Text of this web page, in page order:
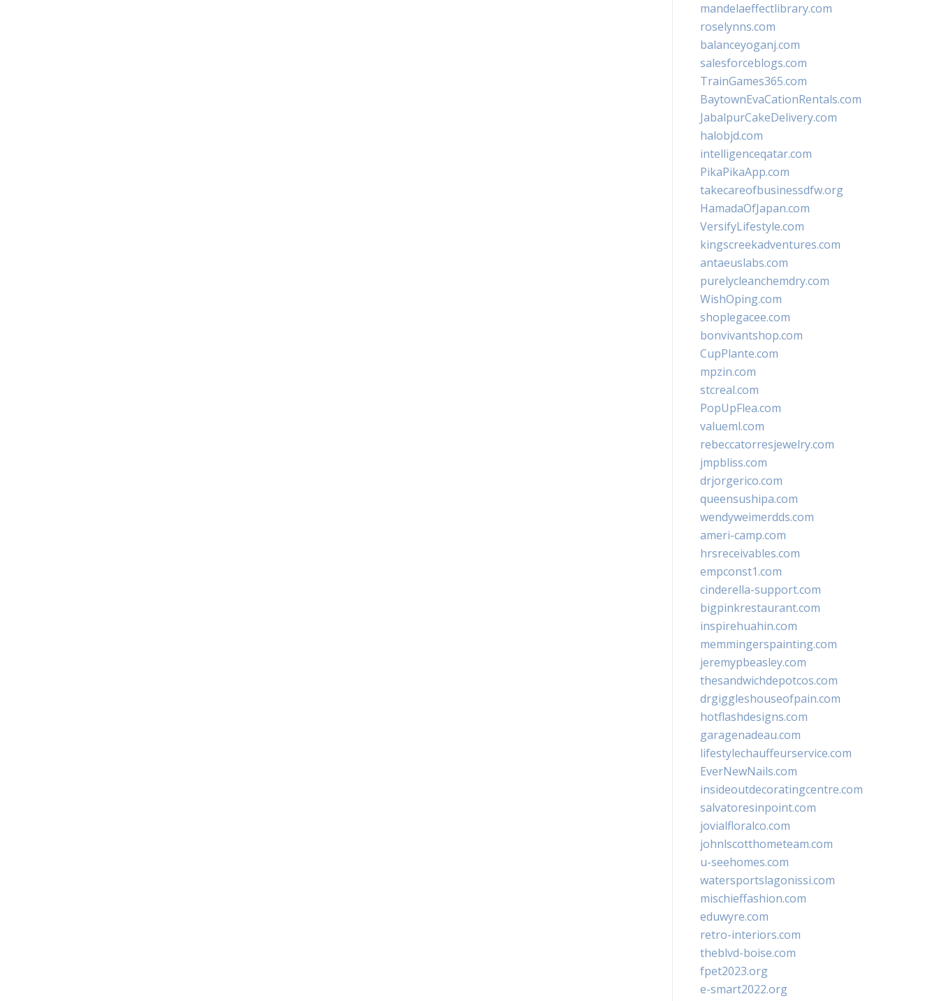
mandelaeffectlibrary.com
roselynns.com
balanceyoganj.com
salesforceblogs.com
TrainGames365.com
BaytownEvaCationRentals.com
JabalpurCakeDelivery.com
halobjd.com
intelligenceqatar.com
PikaPikaApp.com
takecareofbusinessdfw.org
HamadaOfJapan.com
VersifyLifestyle.com
kingscreekadventures.com
antaeuslabs.com
purelycleanchemdry.com
WishOping.com
shoplegacee.com
bonvivantshop.com
CupPlante.com
mpzin.com
stcreal.com
PopUpFlea.com
valueml.com
rebeccatorresjewelry.com
jmpbliss.com
drjorgerico.com
queensushipa.com
wendyweimerdds.com
ameri-camp.com
hrsreceivables.com
empconst1.com
cinderella-support.com
bigpinkrestaurant.com
inspirehuahin.com
memmingerspainting.com
jeremypbeasley.com
thesandwichdepotcos.com
drgiggleshouseofpain.com
hotflashdesigns.com
garagenadeau.com
lifestylechauffeurservice.com
EverNewNails.com
insideoutdecoratingcentre.com
salvatoresinpoint.com
jovialfloralco.com
johnlscotthometeam.com
u-seehomes.com
watersportslagonissi.com
mischieffashion.com
eduwyre.com
retro-interiors.com
theblvd-boise.com
fpet2023.org
e-smart2022.org